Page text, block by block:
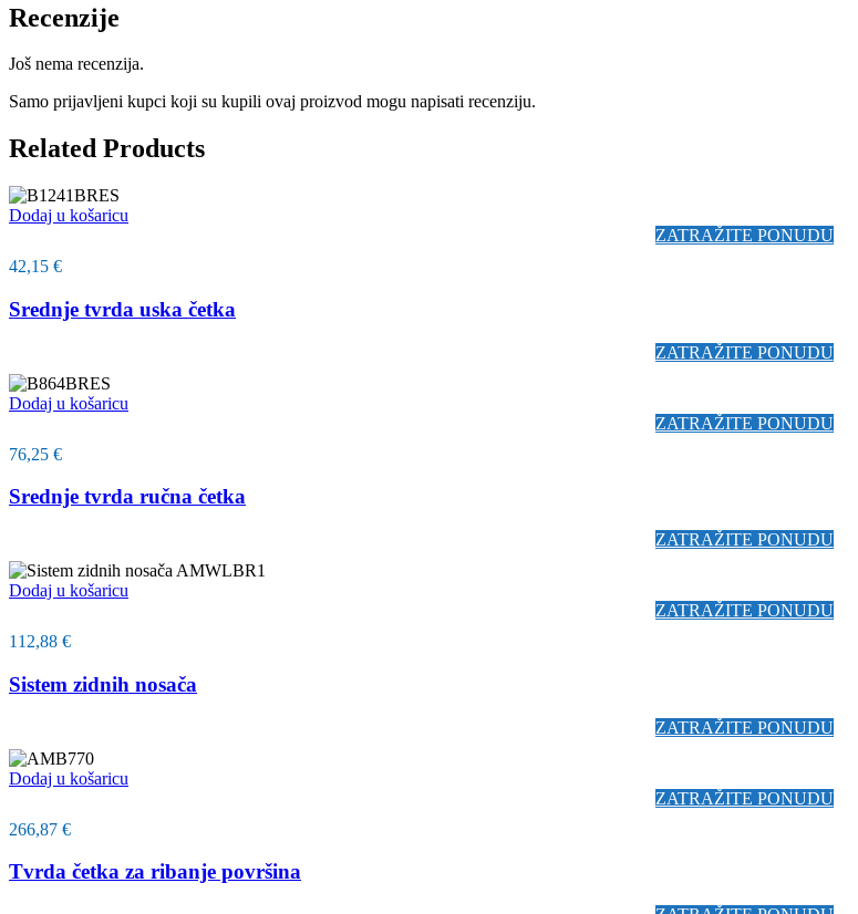
Recenzije
Još nema recenzija.
Samo prijavljeni kupci koji su kupili ovaj proizvod mogu napisati recenziju.
Related Products
Dodaj u košaricu
ZATRAŽITE PONUDU
42,15 €
Srednje tvrda uska četka
ZATRAŽITE PONUDU
Dodaj u košaricu
ZATRAŽITE PONUDU
76,25 €
Srednje tvrda ručna četka
ZATRAŽITE PONUDU
Dodaj u košaricu
ZATRAŽITE PONUDU
112,88 €
Sistem zidnih nosača
ZATRAŽITE PONUDU
Dodaj u košaricu
ZATRAŽITE PONUDU
266,87 €
Tvrda četka za ribanje površina